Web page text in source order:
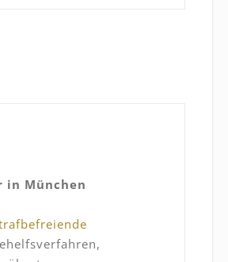
in München